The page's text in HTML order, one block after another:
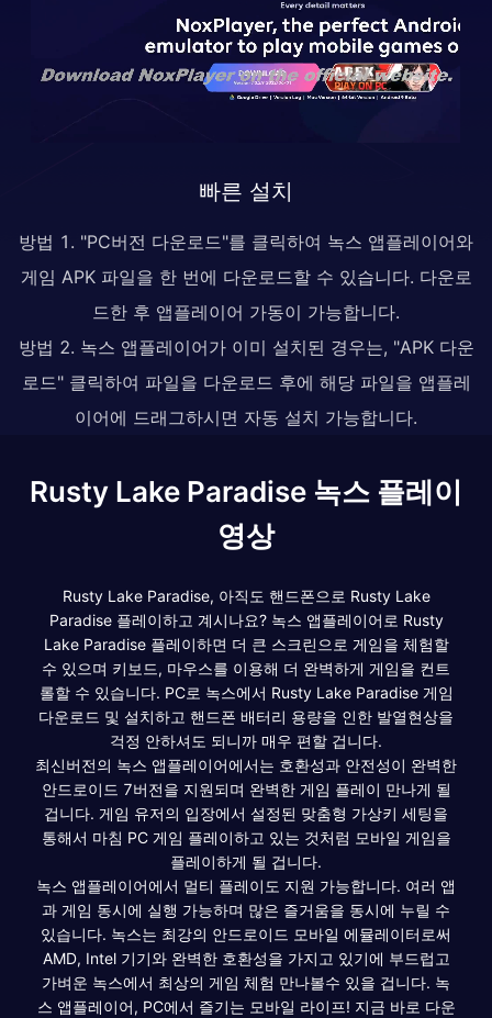
빠른 설치
방법 1. "PC버전 다운로드"를 클릭하여 녹스 앱플레이어와
게임 APK 파일을 한 번에 다운로드할 수 있습니다. 다운로
드한 후 앱플레이어 가동이 가능합니다.
방법 2. 녹스 앱플레이어가 이미 설치된 경우는, "APK 다운
로드" 클릭하여 파일을 다운로드 후에 해당 파일을 앱플레
이어에 드래그하시면 자동 설치 가능합니다.
Rusty Lake Paradise 녹스 플레이
영상
Rusty Lake Paradise, 아직도 핸드폰으로 Rusty Lake
Paradise 플레이하고 계시나요? 녹스 앱플레이어로 Rusty
Lake Paradise 플레이하면 더 큰 스크린으로 게임을 체험할
수 있으며 키보드, 마우스를 이용해 더 완벽하게 게임을 컨트
롤할 수 있습니다. PC로 녹스에서 Rusty Lake Paradise 게임
다운로드 및 설치하고 핸드폰 배터리 용량을 인한 발열현상을
걱정 안하셔도 되니까 매우 편할 겁니다.
최신버전의 녹스 앱플레이어에서는 호환성과 안전성이 완벽한
안드로이드 7버전을 지원되며 완벽한 게임 플레이 만나게 될
겁니다. 게임 유저의 입장에서 설정된 맞춤형 가상키 세팅을
통해서 마침 PC 게임 플레이하고 있는 것처럼 모바일 게임을
플레이하게 될 겁니다.
녹스 앱플레이어에서 멀티 플레이도 지원 가능합니다. 여러 앱
과 게임 동시에 실행 가능하며 많은 즐거움을 동시에 누릴 수
있습니다. 녹스는 최강의 안드로이드 모바일 에뮬레이터로써
AMD, Intel 기기와 완벽한 호환성을 가지고 있기에 부드럽고
가벼운 녹스에서 최상의 게임 체험 만나볼수 있을 겁니다. 녹
스 앱플레이어, PC에서 즐기는 모바일 라이프! 지금 바로 다운